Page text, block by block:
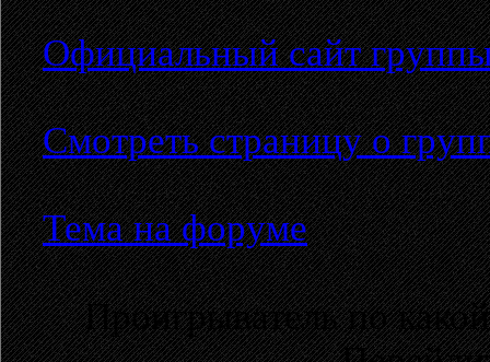
Официальный сайт
Смотреть страницу о
Тема на форуме
Проигрыватель по